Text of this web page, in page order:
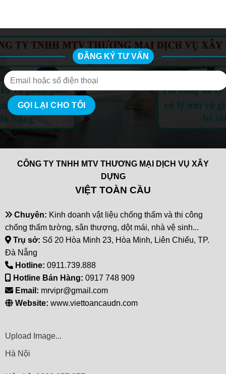
ĐĂNG KÝ TƯ VẤN
CÔNG TY TNHH MTV THƯƠNG MẠI DỊCH VỤ XÂY
DỰNG
VIỆT TOÀN CẦU
Chuyên: Kinh doanh vật liệu chống thấm và thi công
chống thấm tường, sân thượng, dột mái, nhà vệ sinh...
Trụ sở: Số 20 Hòa Minh 23, Hòa Minh, Liên Chiểu, TP.
Đà Nẵng
Hotline: 0911.739.888
Hotline Bán Hàng: 0917 748 909
Email: mrvipr@gmail.com
Website: www.viettoancaudn.com
Upload Image...
Hà Nội